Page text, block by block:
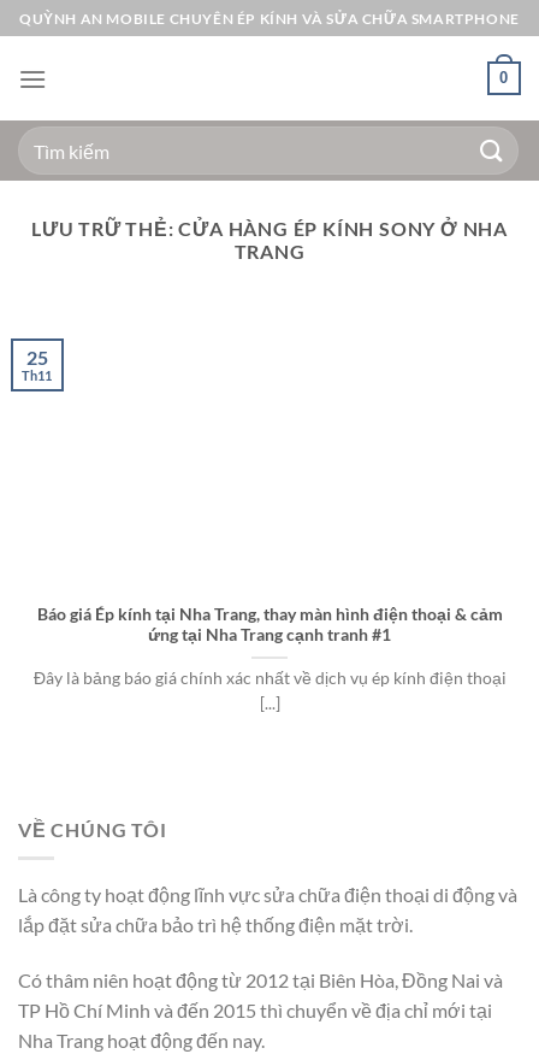
Bỏ
qua
nội
QUỲNH AN MOBILE CHUYÊN ÉP KÍNH VÀ SỬA CHỮA SMARTPHONE
0
Tìm
kiếm:
LƯU TRỮ THẺ:CỬA HÀNG ÉP KÍNH SONY Ở NHA
TRANG
Báo giá Ép kính tại Nha Trang, thay màn hình điện thoại & cảm
ứng tại Nha Trang cạnh tranh #1
Đây là bảng báo giá chính xác nhất về dịch vụ ép kính điện thoại
[...]
25
Th11
VỀ CHÚNG TÔI
Là công ty hoạt động lĩnh vực sửa chữa điện thoại di động và
lắp đặt sửa chữa bảo trì hệ thống điện mặt trời.
Có thâm niên hoạt động từ 2012 tại Biên Hòa, Đồng Nai và
TP Hồ Chí Minh và đến 2015 thì chuyển về địa chỉ mới tại
Nha Trang hoạt động đến nay.